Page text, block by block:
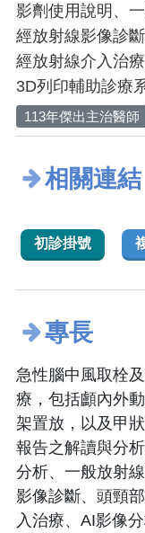
影劑使用說明、
經放射線影像診
經放射線介入治
3D列印輔助診療
113年傑出主治醫師
相關連結
初診掛號
專長
急性腦中風取栓
療，包括顱內外
架置放，以及甲
報告之解讀與分
分析、一般放射
影像診斷、頭頸
入治療、AI影像